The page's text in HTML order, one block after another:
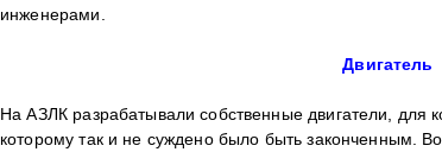
инженерами.
Двигатель
На АЗЛК разрабатывали собственные двигатели, для
которому так и не суждено было быть законченным.